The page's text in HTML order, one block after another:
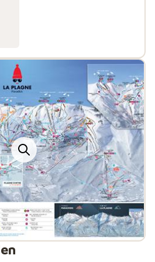
isklättring i Champagny-le-
olympiska banan eller susa
uppblåsbar bodyboard. Du kan
och åka på
Bellecôte. Vill du upptäcka
Då väntar över 90
längdskidspår – perfekt för en